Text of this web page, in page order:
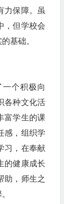
力保障。虽
，但学校会
基础。
个积极向
各种文化活
富学生的课
感，组织学
习，在奉献
的健康成长
助，师生之